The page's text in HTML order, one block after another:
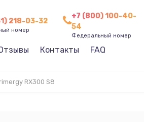
218-03-32
номер
+7 (800) 100-40-
54
Федеральный номер
Контакты FAQ
RX300 S8